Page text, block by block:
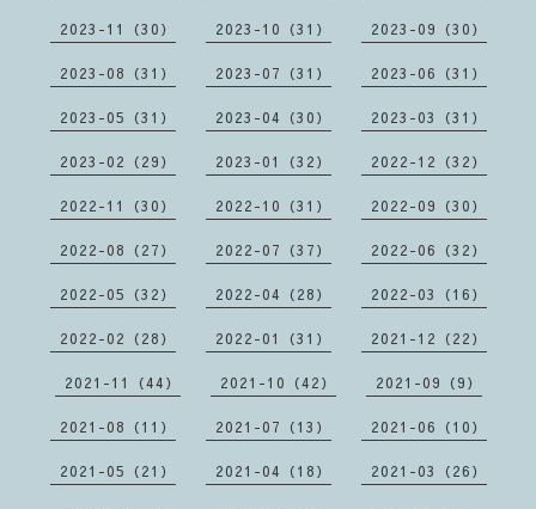
2023-11（30） 2023-10（31） 2023-09（30）
2023-08（31） 2023-07（31） 2023-06（31）
2023-05（31） 2023-04（30） 2023-03（31）
2023-02（29） 2023-01（32） 2022-12（32）
2022-11（30） 2022-10（31） 2022-09（30）
2022-08（27） 2022-07（37） 2022-06（32）
2022-05（32） 2022-04（28） 2022-03（16）
2022-02（28） 2022-01（31） 2021-12（22）
2021-11（44） 2021-10（42） 2021-09（9）
2021-08（11） 2021-07（13） 2021-06（10）
2021-05（21） 2021-04（18） 2021-03（26）